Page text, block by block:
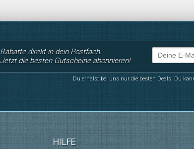
Rabatte direkt in dein Postfach.
Jetzt die besten Gutscheine abonnieren!
Du erhälst bei uns nur die besten Deals. Du
HILFE